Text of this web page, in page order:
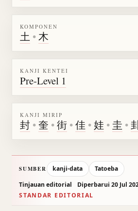
KOMPONEN
土 •木
KANJI KENTEI
Pre-Level 1
KANJI MIRIP
封 •奎 •街 •佳 •娃 • 圭 •
SUMBER kanji-data
Tatoeba
Tinjauan editorial
Diperbarui 20 Jul
STANDAR EDITORIAL